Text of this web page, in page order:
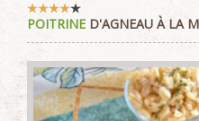
Vote
utilisateur:4 /5
POITRINE D'AGNEAU À LA